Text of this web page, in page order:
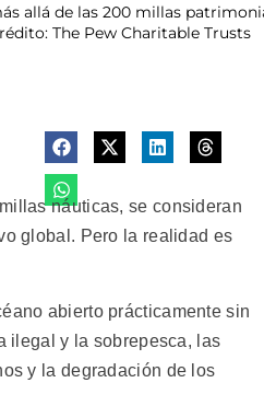
allá de las 200 millas
The Pew Charitable Trusts
náuticas, se consideran
global. Pero la realidad es
abierto prácticamente sin
ilegal y la sobrepesca, las
y la degradación de los